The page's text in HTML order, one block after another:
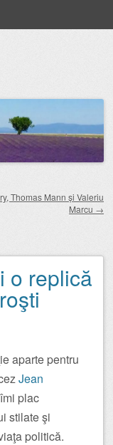
Thomas Mann și Valeriu
Marcu →
o replică
aparte pentru
Jean
plac
stilate şi
politică.